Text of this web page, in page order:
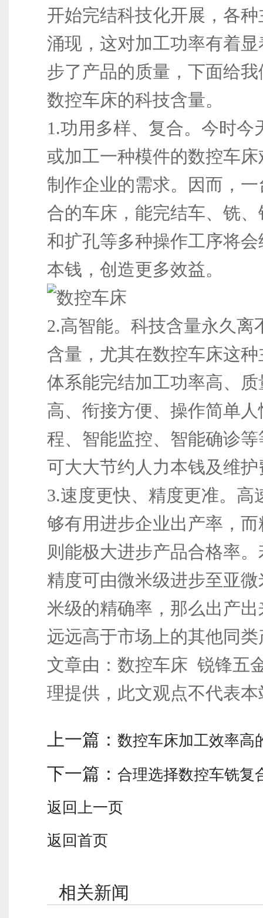
开始完结科技化开展，各
涌现，这对加工功率有着
步了产品的质量，下面给
数控车床的科技含量。
1.功用多样、复合。今时今
或加工一种模件的数控车
制作企业的需求。因而，
合的车床，能完结车、铣
和扩孔等多种操作工序将
本钱，创造更多效益。
2.高智能。科技含量永久离
含量，尤其在数控车床这
体系能完结加工功率高、
高、衔接方便、操作简单
程、智能监控、智能确诊
可大大节约人力本钱及维护
3.速度更快、精度更准。高
够有用进步企业出产率，
则能极大进步产品合格率
精度可由微米级进步至亚
米级的精确率，那么出产
远远高于市场上的其他同类
文章由：数控车床 锐锋五
理提供，此文观点不代表本
上一篇： 数控车床加工效率高
下一篇： 合理选择数控车铣复
返回上一页
返回首页
相关新闻